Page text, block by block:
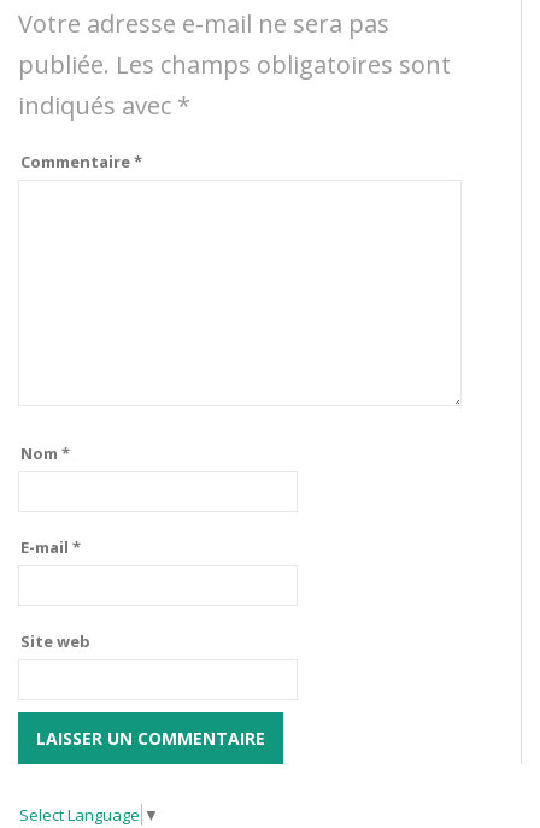
Votre adresse e-mail ne sera pas
publiée. Les champs obligatoires sont
indiqués avec *
Commentaire*
Nom *
E-mail *
Site web
Select Language ▼